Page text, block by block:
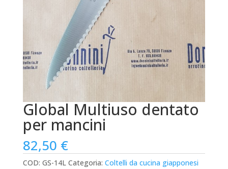
Global Multiuso dentato
per mancini
82,50 €
COD: GS-14L Categoria: Coltelli da cucina giapponesi